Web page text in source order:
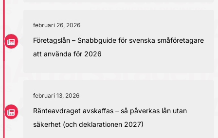
februari 26, 2026
Företagslån – Snabbguide för svenska småföretagare
att använda för 2026
februari 13, 2026
Ränteavdraget avskaffas – så påverkas lån utan
säkerhet (och deklarationen 2027)